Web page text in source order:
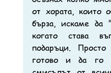
от хората, които
бърза, искаме
когато става
подаръци.
готово и да го